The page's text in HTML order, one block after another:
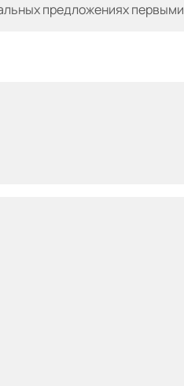
предложениях первыми